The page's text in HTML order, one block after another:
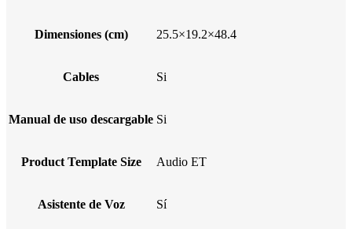
Dimensiones (cm) 25.5×19.2×48.4
Cables Si
Manual de uso descargable Si
Product Template Size Audio ET
Asistente de Voz Sí